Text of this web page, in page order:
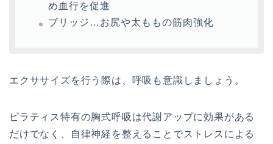
め血行を促進
ブリッジ…お尻や太ももの筋肉強化
エクササイズを行う際は、呼吸も意識しましょう。
ピラティス特有の胸式呼吸は代謝アップに効果がある
だけでなく、自律神経を整えることでストレスによる